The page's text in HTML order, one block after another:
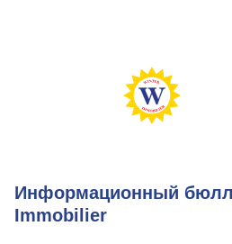
Информационный
Immobilier